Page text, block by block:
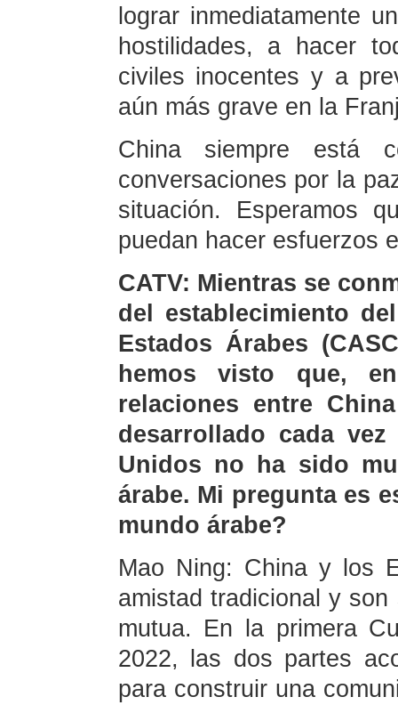
lograr inmediatamente
hostilidades, a hacer
civiles inocentes y a
aún más grave en la
China siempre está
conversaciones por la
situación. Esperamos
puedan hacer esfuerzos
CATV: Mientras se
del establecimiento
Estados Árabes
hemos visto que,
relaciones entre
desarrollado cada
Unidos no ha sido
árabe. Mi pregunta es
mundo árabe?
Mao Ning: China y los
amistad tradicional y
mutua. En la primera
2022, las dos partes
para construir una